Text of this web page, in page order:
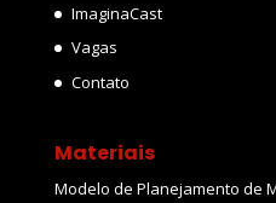
ImaginaCast
Vagas
Contato
Materiais
Modelo de Planejamento de